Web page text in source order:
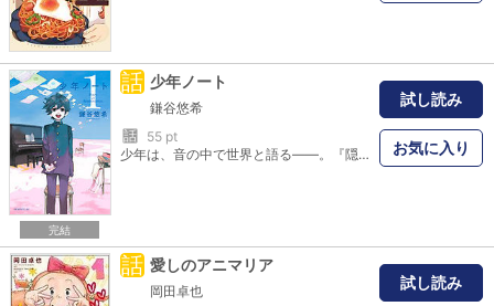
完結
話 少年ノート
鎌谷悠希
話
55 pt
少年は、音の中で世界と語る――。『隠（なばり）の王』鎌谷悠希の新作は、合唱群像！ 天使の歌声“ボーイソプラノ”を持つ少年・蒼井由多香（あおい・ゆたか）。音に対して繊細で感受性豊かな彼は、中学校入学と同時に合唱部に入部。ゆたかの声に触発されて、部員たちはコンクールの金賞を目指す――。「学校」という舞台で少年少女が紡ぎだす、失われゆく日々のハーモニー。
試し読み
お気に入り
話 愛しのアニマリア
岡田卓也
試し読み